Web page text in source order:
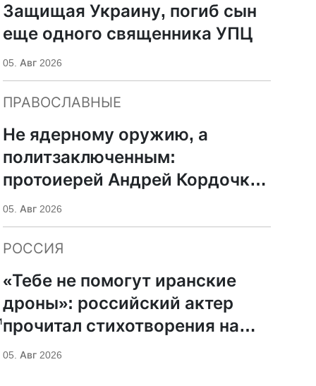
Защищая Украину, погиб сын
еще одного священника УПЦ
05. Авг 2026
ПРАВОСЛАВНЫЕ
Не ядерному оружию, а
политзаключенным:
протоиерей Андрей Кордочкин
предложил иное
покровительство для
Серафима Саровского
05. Авг 2026
РОССИЯ
«Тебе не помогут иранские
дроны»: российский актер
прочитал стихотворения на
фоне храмов РПЦ
05. Авг 2026